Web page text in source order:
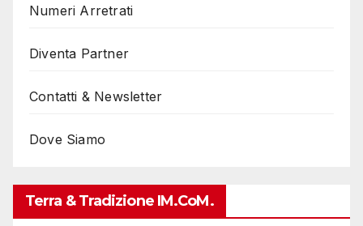
Numeri Arretrati
Diventa Partner
Contatti & Newsletter
Dove Siamo
Terra & Tradizione IM.coM.